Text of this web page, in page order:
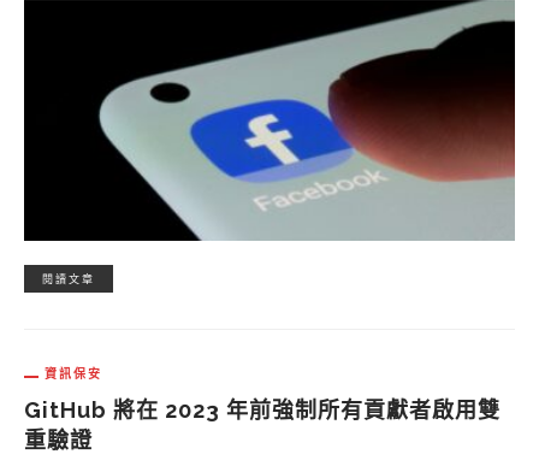
閱讀文章
資訊保安
GitHub 將在 2023 年前強制所有貢獻者啟用雙
重驗證